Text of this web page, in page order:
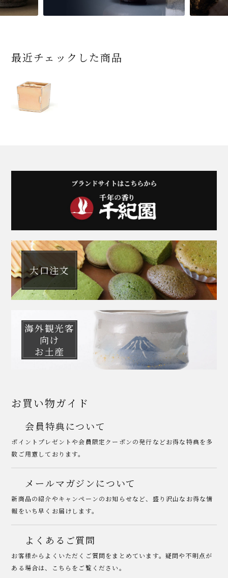
最近チェックした商品
大口注文
海外観光客
向け
お土産
お買い物ガイド
会員特典について
ポイントプレゼントや会員限定クーポンの発行などお得な特典を多
数ご用意しております。
メールマガジンについて
新商品の紹介やキャンペーンのお知らせなど、盛り沢山なお得な情
報をいち早くお届けします。
よくあるご質問
お客様からよくいただくご質問をまとめています。疑問や不明点が
ある場合は、こちらをご覧ください。